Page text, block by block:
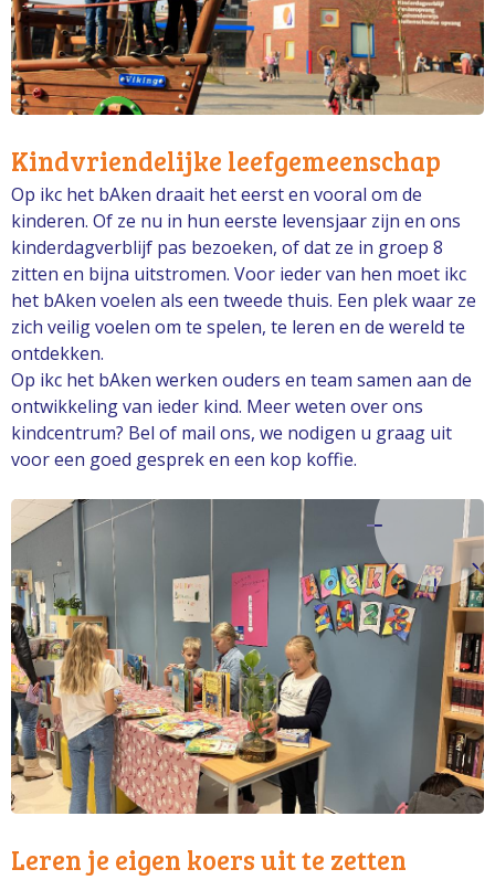
Kindvriendelijke leefgemeenschap
Op ikc het bAken draait het eerst en vooral om de
kinderen. Of ze nu in hun eerste levensjaar zijn en ons
kinderdagverblijf pas bezoeken, of dat ze in groep 8
zitten en bijna uitstromen. Voor ieder van hen moet ikc
het bAken voelen als een tweede thuis. Een plek waar ze
zich veilig voelen om te spelen, te leren en de wereld te
ontdekken.
Op ikc het bAken werken ouders en team samen aan de
ontwikkeling van ieder kind. Meer weten over ons
kindcentrum? Bel of mail ons, we nodigen u graag uit
voor een goed gesprek en een kop koffie.
Leren je eigen koers uit te zetten